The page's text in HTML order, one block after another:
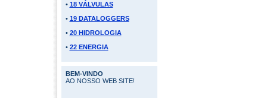
• 18 VÁLVULAS
• 19 DATALOGGERS
• 20 HIDROLOGIA
• 22 ENERGIA
BEM-VINDO
AO NOSSO WEB SITE!